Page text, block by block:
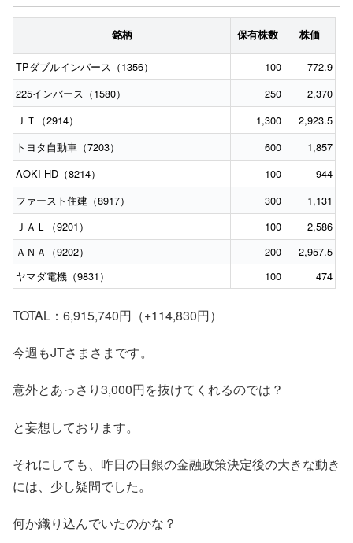
銘柄 保有株数 株価
TPダブルインバース（1356） 100
772.9
225インバース（1580）
250
2,370
ＪＴ（2914）
1,300
2,923.5
トヨタ自動車（7203）
600
1,857
AOKI HD（8214）
100
944
ファースト住建（8917）
300
1,131
ＪＡＬ（9201）
100
2,586
ＡＮＡ（9202）
200
2,957.5
ヤマダ電機（9831）
100 474
TOTAL：6,915,740円（+114,830円）
今週もJTさまさまです。
意外とあっさり3,000円を抜けてくれるのでは？
と妄想しております。
それにしても、昨日の日銀の金融政策決定後の大きな動き
には、少し疑問でした。
何か織り込んでいたのかな？